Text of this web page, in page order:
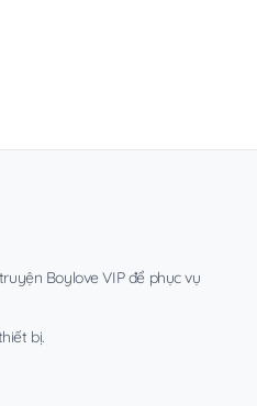
Boylove VIP để phục vụ
bị.